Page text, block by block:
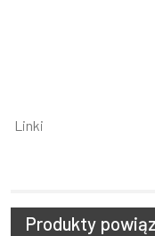
Linki
Produkty